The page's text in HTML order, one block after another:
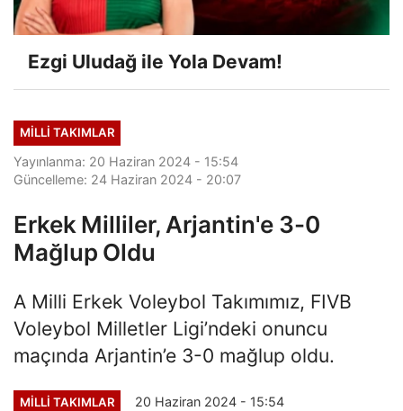
Ezgi Uludağ ile Yola Devam!
MILLI TAKIMLAR
Yayınlanma: 20 Haziran 2024 - 15:54
Güncelleme: 24 Haziran 2024 - 20:07
Erkek Milliler, Arjantin'e 3-0
Mağlup Oldu
A Milli Erkek Voleybol Takımımız, FIVB
Voleybol Milletler Ligi’ndeki onuncu
maçında Arjantin’e 3-0 mağlup oldu.
MILLI TAKIMLAR 20 Haziran 2024 - 15:54